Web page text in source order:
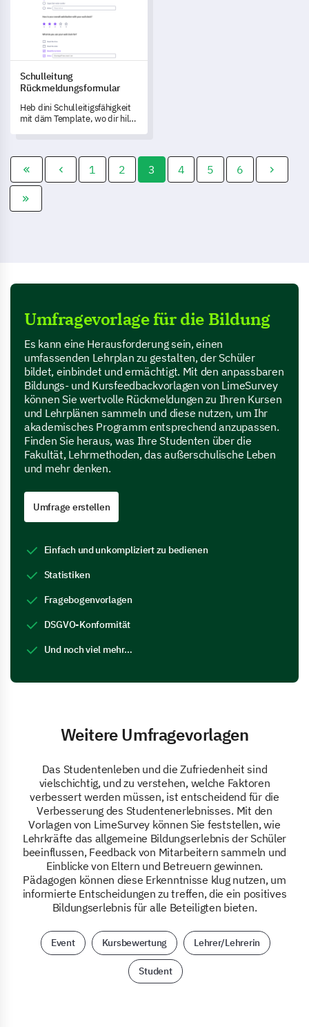
Kommunikation, der
Umgebung und dem Lehrplan
der Schule zu messen und zu
verstehen.
Schulleitung
Rückmeldungsformular
Heb dini Schulleitigsfähigkeit
mit däm Template, wo dir hilft,
Lära, förderig vom Innovations
und Sicherstellig vo
Inklusivität z'eriichn.
1 2 3 4 5 6
Umfragevorlage für die Bildung
Es kann eine Herausforderung sein, einen
umfassenden Lehrplan zu gestalten, der Schüler
bildet, einbindet und ermächtigt. Mit den anpassbaren
Bildungs- und Kursfeedbackvorlagen von LimeSurvey
können Sie wertvolle Rückmeldungen zu Ihren Kursen
und Lehrplänen sammeln und diese nutzen, um Ihr
akademisches Programm entsprechend anzupassen.
Finden Sie heraus, was Ihre Studenten über die
Fakultät, Lehrmethoden, das außerschulische Leben
und mehr denken.
Umfrage erstellen
Einfach und unkompliziert zu bedienen
Statistiken
Fragebogenvorlagen
DSGVO-Konformität
Und noch viel mehr…
Weitere Umfragevorlagen
Das Studentenleben und die Zufriedenheit sind
vielschichtig, und zu verstehen, welche Faktoren
verbessert werden müssen, ist entscheidend für die
Verbesserung des Studentenerlebnisses. Mit den
Vorlagen von LimeSurvey können Sie feststellen, wie
Lehrkräfte das allgemeine Bildungserlebnis der Schüler
beeinflussen, Feedback von Mitarbeitern sammeln und
Einblicke von Eltern und Betreuern gewinnen.
Pädagogen können diese Erkenntnisse klug nutzen, um
informierte Entscheidungen zu treffen, die ein positives
Bildungserlebnis für alle Beteiligten bieten.
Event Kursbewertung Lehrer/Lehrerin
Student